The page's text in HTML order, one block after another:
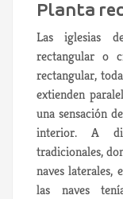
Planta
Las iglesias
rectangular o
rectangular,
extienden
una sensación
interior. A
tradicionales,
naves laterales,
las naves